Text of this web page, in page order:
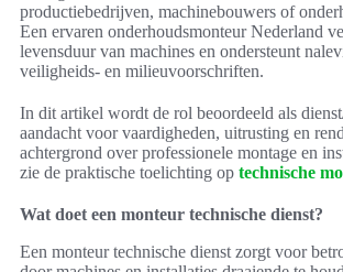
productiebedrijven, machinebouwers of
Een ervaren onderhoudsmonteur Nederland
levensduur van machines en ondersteunt
veiligheids- en milieuvoorschriften.
In dit artikel wordt de rol beoordeeld als
aandacht voor vaardigheden, uitrusting en
achtergrond over professionele montage en
zie de praktische toelichting op technische
Wat doet een monteur technische dienst?
Een monteur technische dienst zorgt voor